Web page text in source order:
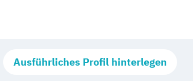
Ausführliches Profil hinterlegen